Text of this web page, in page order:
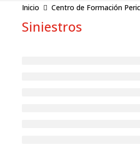
Inicio Centro de Formación
Siniestros